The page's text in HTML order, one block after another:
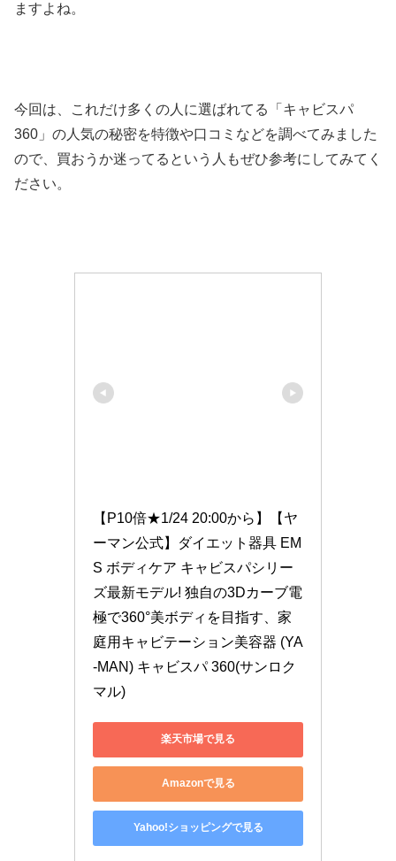
ますよね。
今回は、これだけ多くの人に選ばれてる「キャビスパ
360」の人気の秘密を特徴や口コミなどを調べてみました
ので、買おうか迷ってるという人もぜひ参考にしてみてく
ださい。
【P10倍★1/24 20:00から】【ヤ
ーマン公式】ダイエット器具 EM
S ボディケア キャビスパシリー
ズ最新モデル! 独自の3Dカーブ電
極で360°美ボディを目指す、家
庭用キャビテーション美容器 (YA
-MAN) キャビスパ 360(サンロク
マル)
楽天市場で見る
Amazonで見る
Yahoo!ショッピングで見る